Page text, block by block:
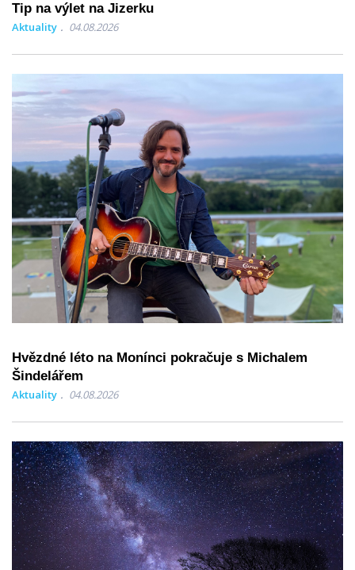
Tip na výlet na Jizerku
Aktuality 04.08.2026
Hvězdné léto na Monínci pokračuje s Michalem
Šindelářem
Aktuality 04.08.2026